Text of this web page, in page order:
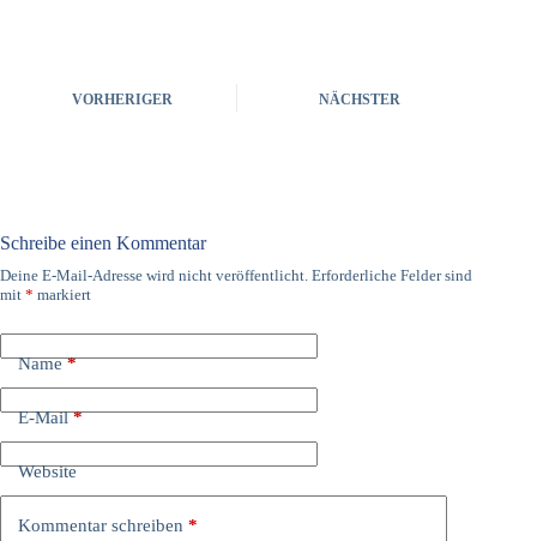
VORHERIGER NÄCHSTER
Schreibe einen Kommentar
Deine E-Mail-Adresse wird nicht veröffentlicht. Erforderliche Felder sind
mit * markiert
Name*
E-Mail*
Website
Kommentar schreiben *